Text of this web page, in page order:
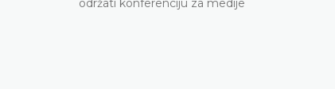
održati konferenciju za medije